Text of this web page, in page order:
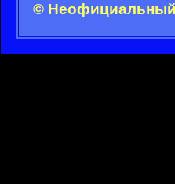
© Неофициальный